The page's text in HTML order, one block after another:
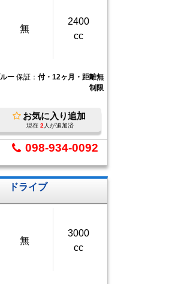
無
2400
cc
ー 保証： 付・12ヶ月・距離無
制限
お気に入り追加
現在 2 人が追加済
098-934-0092
ドライブ
無
3000
cc